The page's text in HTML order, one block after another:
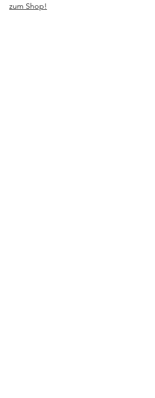
zum Shop!